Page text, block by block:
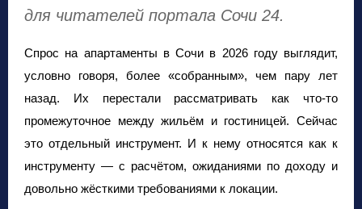
для читателей портала Сочи 24.
Спрос на апартаменты в Сочи в 2026 году выглядит,
условно говоря, более «собранным», чем пару лет
назад. Их перестали рассматривать как что-то
промежуточное между жильём и гостиницей. Сейчас
это отдельный инструмент. И к нему относятся как к
инструменту — с расчётом, ожиданиями по доходу и
довольно жёсткими требованиями к локации.